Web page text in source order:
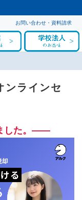
お問い合わせ・資料請求
ラインセ
した。――